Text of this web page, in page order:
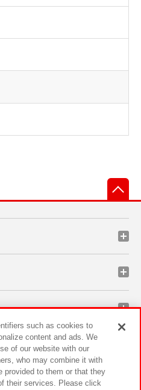
such as cookies to
content and ads. We
of our website with our
who may combine it with
provided to them or that they
their services. Please click